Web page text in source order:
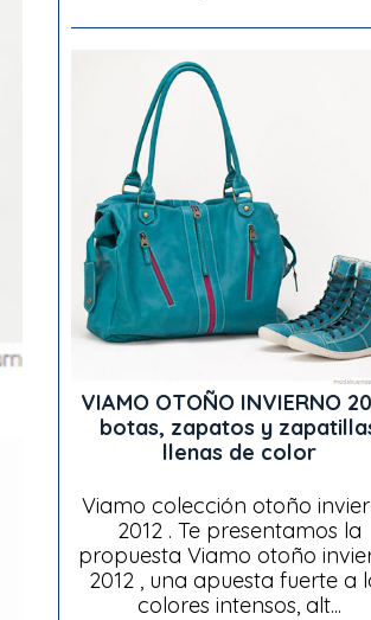
VIAMO OTOÑO INVIERNO
botas, zapatos y
llenas de color
Viamo colección otoño
2012 . Te presentamos la
propuesta Viamo otoño
2012 , una apuesta fuerte a
colores intensos, alt...